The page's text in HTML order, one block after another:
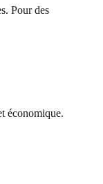
Pour des
économique.